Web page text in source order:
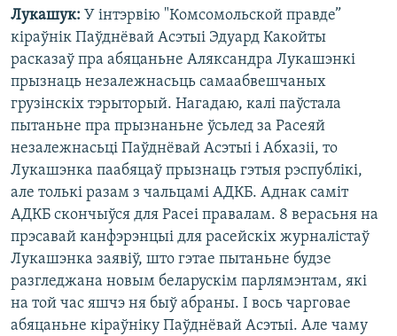
Лукашук: У інтэрвію "Комсомольской правде”
кіраўнік Паўднёвай Асэтыі Эдуард Какойты
расказаў пра абяцаньне Аляксандра Лукашэнкі
прызнаць незалежнасьць самаабвешчаных
грузінскіх тэрыторый. Нагадаю, калі паўстала
пытаньне пра прызнаньне ўсьлед за Расеяй
незалежнасьці Паўднёвай Асэтыі і Абхазіі, то
Лукашэнка паабяцаў прызнаць гэтыя рэспублікі,
але толькі разам з чальцамі АДКБ. Аднак саміт
АДКБ скончыўся для Расеі правалам. 8 верасьня на
прэсавай канфэрэнцыі для расейскіх журналістаў
Лукашэнка заявіў, што гэтае пытаньне будзе
разгледжана новым беларускім парлямэнтам, які
на той час яшчэ ня быў абраны. І вось чарговае
абяцаньне кіраўніку Паўднёвай Асэтыі. Але чаму